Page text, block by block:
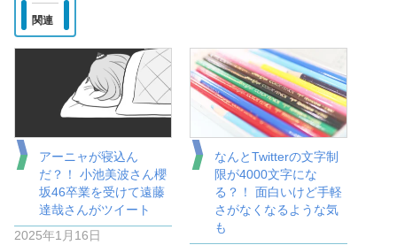
関連
アーニャが寝込ん
だ？！ 小池美波さん櫻
坂46卒業を受けて遠藤
達哉さんがツイート
2025年1月16日
なんとTwitterの文字制
限が4000文字にな
る？！ 面白いけど手軽
さがなくなるような気
も